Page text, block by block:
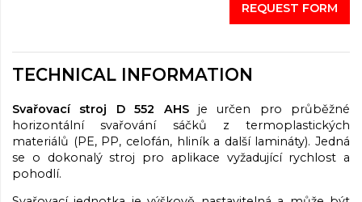
REQUEST FORM
TECHNICAL INFORMATION
Svařovací stroj D 552 AHSje určen pro průběžné
horizontální svařování sáčků z termoplastických
materiálů (PE, PP, celofán, hliník a další lamináty). Jedná
se o dokonalý stroj pro aplikace vyžadující rychlost a
pohodlí.